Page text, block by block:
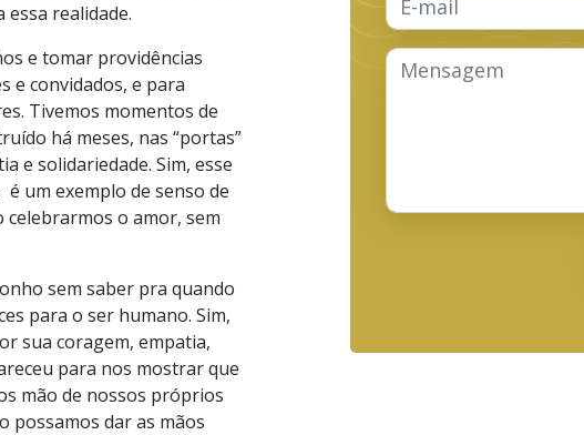
realidade.
e tomar providências
e convidados, e para
Tivemos momentos de
há meses, nas “portas”
e solidariedade. Sim, esse
um exemplo de senso de
o amor, sem
sem saber pra quando
para o ser humano. Sim,
sua coragem, empatia,
para nos mostrar que
mão de nossos próprios
possamos dar as mãos